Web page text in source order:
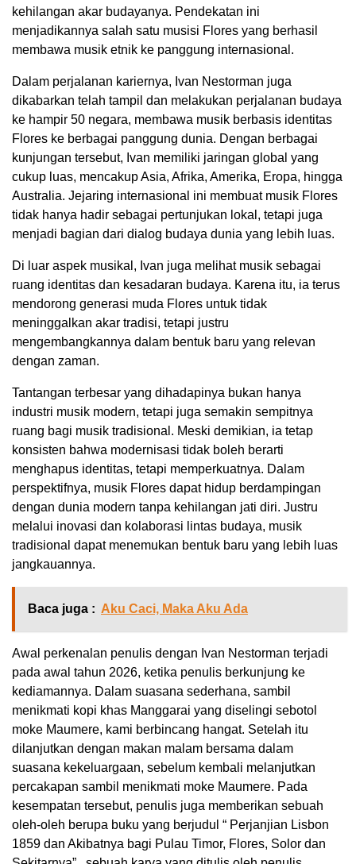
kehilangan akar budayanya. Pendekatan ini
menjadikannya salah satu musisi Flores yang berhasil
membawa musik etnik ke panggung internasional.
Dalam perjalanan kariernya, Ivan Nestorman juga
dikabarkan telah tampil dan melakukan perjalanan budaya
ke hampir 50 negara, membawa musik berbasis identitas
Flores ke berbagai panggung dunia. Dengan berbagai
kunjungan tersebut, Ivan memiliki jaringan global yang
cukup luas, mencakup Asia, Afrika, Amerika, Eropa, hingga
Australia. Jejaring internasional ini membuat musik Flores
tidak hanya hadir sebagai pertunjukan lokal, tetapi juga
menjadi bagian dari dialog budaya dunia yang lebih luas.
Di luar aspek musikal, Ivan juga melihat musik sebagai
ruang identitas dan kesadaran budaya. Karena itu, ia terus
mendorong generasi muda Flores untuk tidak
meninggalkan akar tradisi, tetapi justru
mengembangkannya dalam bentuk baru yang relevan
dengan zaman.
Tantangan terbesar yang dihadapinya bukan hanya
industri musik modern, tetapi juga semakin sempitnya
ruang bagi musik tradisional. Meski demikian, ia tetap
konsisten bahwa modernisasi tidak boleh berarti
menghapus identitas, tetapi memperkuatnya. Dalam
perspektifnya, musik Flores dapat hidup berdampingan
dengan dunia modern tanpa kehilangan jati diri. Justru
melalui inovasi dan kolaborasi lintas budaya, musik
tradisional dapat menemukan bentuk baru yang lebih luas
jangkauannya.
Baca juga : Aku Caci, Maka Aku Ada
Awal perkenalan penulis dengan Ivan Nestorman terjadi
pada awal tahun 2026, ketika penulis berkunjung ke
kediamannya. Dalam suasana sederhana, sambil
menikmati kopi khas Manggarai yang diselingi sebotol
moke Maumere, kami berbincang hangat. Setelah itu
dilanjutkan dengan makan malam bersama dalam
suasana kekeluargaan, sebelum kembali melanjutkan
percakapan sambil menikmati moke Maumere. Pada
kesempatan tersebut, penulis juga memberikan sebuah
oleh-oleh berupa buku yang berjudul “ Perjanjian Lisbon
1859 dan Akibatnya bagi Pulau Timor, Flores, Solor dan